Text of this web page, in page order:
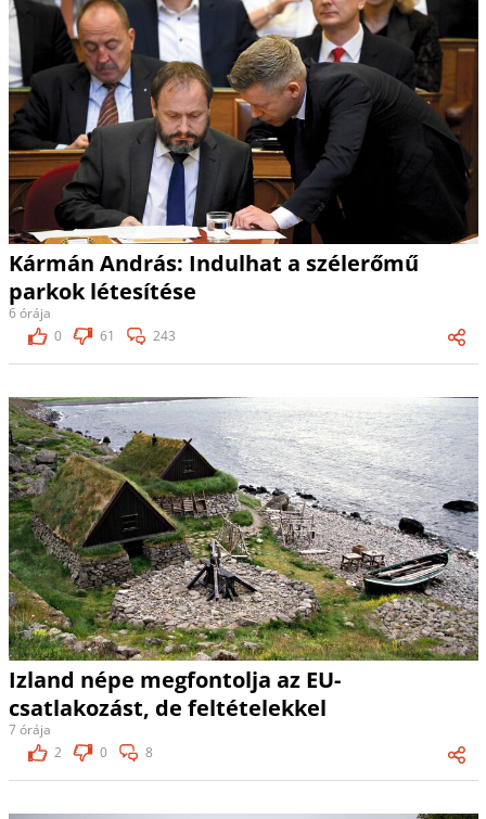
Kármán András: Indulhat a szélerőmű
parkok létesítése
6 órája
0
61 243
Izland népe megfontolja az EU-
csatlakozást, de feltételekkel
7 órája
2
0 8